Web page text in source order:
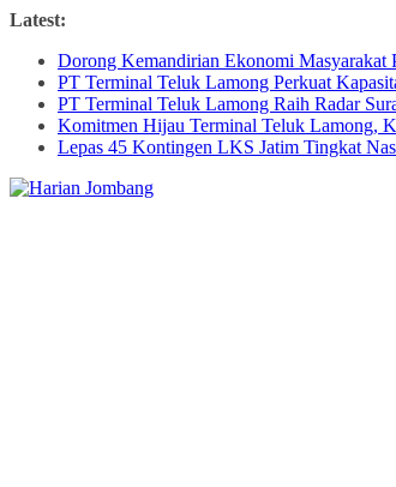
Skip
content
Latest:
Dorong Kemandirian Ekonomi Masyarakat
PT Terminal Teluk Lamong Perkuat
PT Terminal Teluk Lamong Raih Radar
Komitmen Hijau Terminal Teluk Lamong,
Lepas 45 Kontingen LKS Jatim Tingkat